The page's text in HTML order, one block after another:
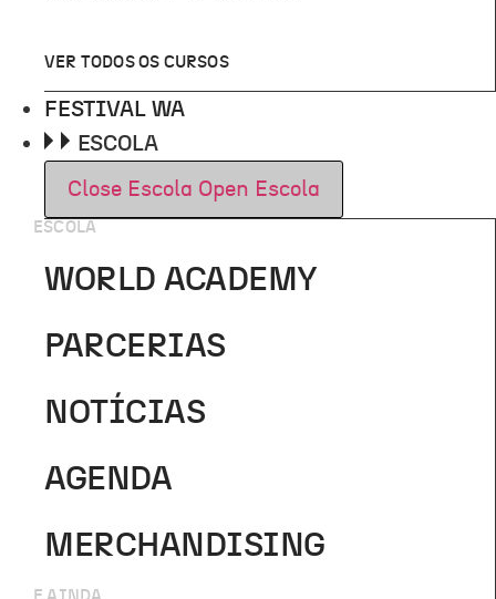
VER TODOS OS CURSOS
FESTIVAL WA
ESCOLA
Close Escola Open Escola
ESCOLA
WORLD ACADEMY
PARCERIAS
NOTÍCIAS
AGENDA
MERCHANDISING